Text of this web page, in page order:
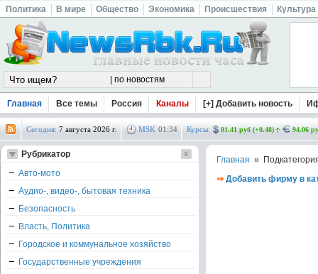
Политика В мире Общество Экономика Происшествия Культура
Главная Все темы Россия Каналы [+] Добавить новость
Сегодня: 7 августа 2026 г. MSK 01 :34 Курсы: 81.41 руб (+0.48) 94.06
Главная »
⇒ Добавить фирму в
Рубрикатор
Авто-мото
Аудио-, видео-, бытовая техника
Безопасность
Власть, Политика
Городское и коммунальное хозяйство
Государственные учреждения